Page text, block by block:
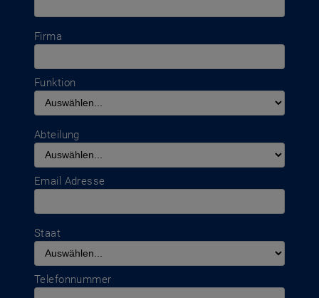
Firma
Funktion
Abteilung
Email Adresse
Staat
Telefonnummer